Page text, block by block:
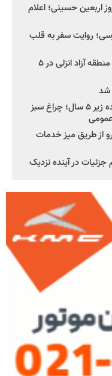
روز اربعین حسینی؛ اعلام
روایت سفر به قلب
استاندار گیلان: تردد خودروهای پلاک منطقه آزاد انزلی در ۵
شد
صدور مجوز واردات اتوبوس‌های کارکرده زیر ۵ سال؛ چراغ سبز
از طریق میز خدمات
در آینده نزدیک